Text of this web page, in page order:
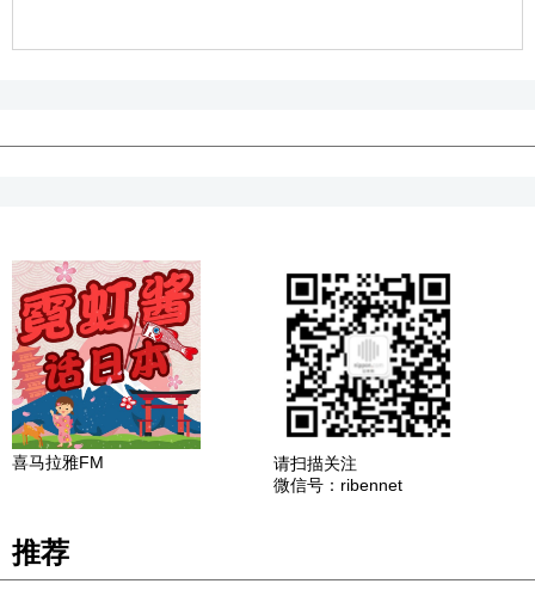
喜马拉雅FM
请扫描关注
微信号：ribennet
推荐